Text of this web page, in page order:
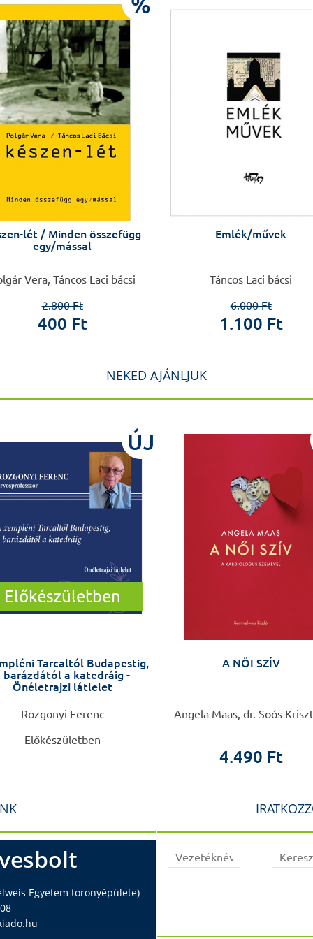
lét / Minden összefügg
egy/mással
Vera, Táncos Laci bácsi
2.800 Ft
400 Ft
Emlék/művek
Táncos Laci bácsi
6.000 Ft
1.100 Ft
NEKED AJÁNLJUK
ÚJ
Előkészületben
Tarcaltól Budapestig,
barázdától a katedráig -
Önéletrajzi látlelet
Rozgonyi Ferenc
Előkészületben
A NŐI SZÍV
Angela Maas, dr. Soós
4.490 Ft
Egyetem toronyépülete)